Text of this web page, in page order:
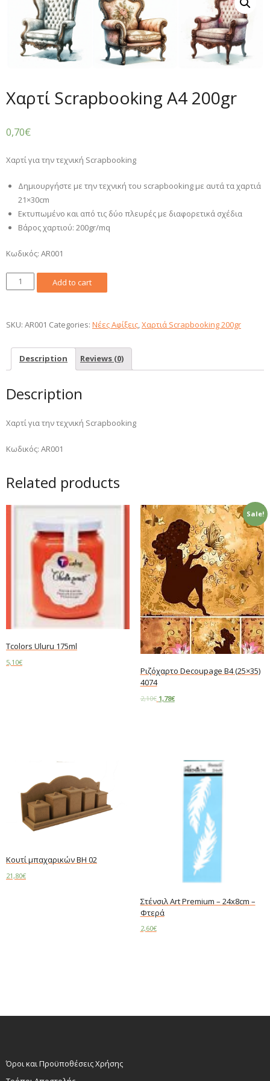
Χαρτί Scrapbooking A4 200gr
0,70€
Χαρτί για την τεχνική Scrapbooking
Δημιουργήστε με την τεχνική του scrapbooking με αυτά τα χαρτιά
21×30cm
Εκτυπωμένο και από τις δύο πλευρές με διαφορετικά σχέδια
Βάρος χαρτιού: 200gr/mq
Κωδικός: AR001
Χαρτί
Scrapbooking
200gr
Add to cart
SKU: AR001 Categories: Νέες Αφίξεις,Χαρτιά Scrapbooking 200gr
Description Reviews (0)
Description
Χαρτί για την τεχνική Scrapbooking
Κωδικός: AR001
Related products
Tcolors Uluru 175ml
5,10€
Sale!
Ριζόχαρτο Decoupage B4 (25×35)
4074
2,10€ 1,78€
Kουτί μπαχαρικών BH 02
21,80€
Στένσιλ Art Premium – 24x8cm –
Φτερά
2,60€
Όροι και Προϋποθέσεις Χρήσης